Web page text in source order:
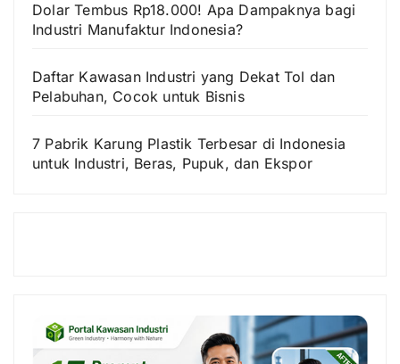
Dolar Tembus Rp18.000! Apa Dampaknya bagi
Industri Manufaktur Indonesia?
Daftar Kawasan Industri yang Dekat Tol dan
Pelabuhan, Cocok untuk Bisnis
7 Pabrik Karung Plastik Terbesar di Indonesia
untuk Industri, Beras, Pupuk, dan Ekspor